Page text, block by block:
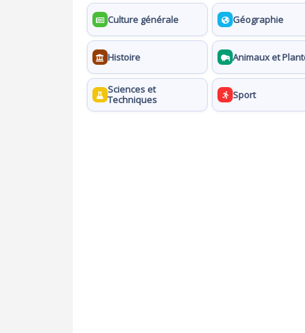
Culture générale Géographie
Histoire Animaux et
Sciences et
Techniques
Sport